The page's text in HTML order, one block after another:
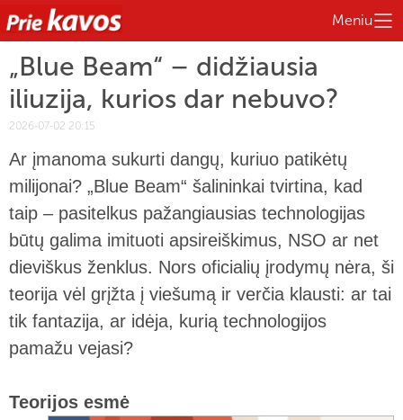
Meniu
„Blue Beam“ – didžiausia
iliuzija, kurios dar nebuvo?
2026-07-02 20:15
Ar įmanoma sukurti dangų, kuriuo patikėtų
milijonai? „Blue Beam“ šalininkai tvirtina, kad
taip – pasitelkus pažangiausias technologijas
būtų galima imituoti apsireiškimus, NSO ar net
dieviškus ženklus. Nors oficialių įrodymų nėra, ši
teorija vėl grįžta į viešumą ir verčia klausti: ar tai
tik fantazija, ar idėja, kurią technologijos
pamažu vejasi?
Teorijos esmė